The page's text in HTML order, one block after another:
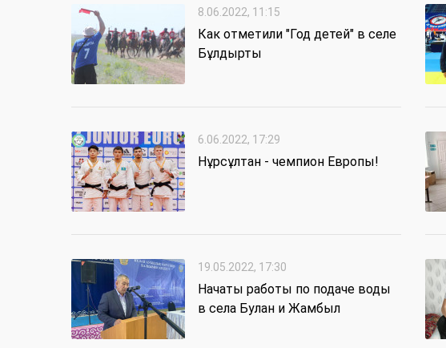
8.06.2022, 11:15
Как отметили "Год детей" в селе
Бұлдырты
6.06.2022, 17:29
Нұрсұлтан - чемпион Европы!
19.05.2022, 17:30
Начаты работы по подаче воды
в села Булан и Жамбыл